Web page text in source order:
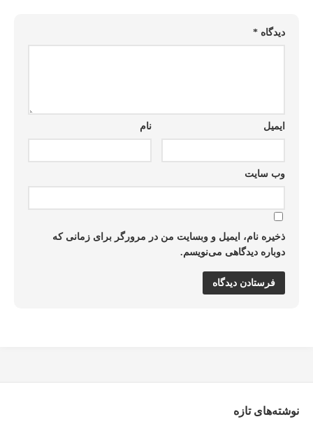
دیدگاه *
نام ایمیل
وب‌ سایت
ذخیره نام، ایمیل و وبسایت من در مرورگر برای زمانی که
دوباره دیدگاهی می‌نویسم.
نوشته‌های تازه